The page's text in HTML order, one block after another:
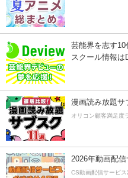
芸能界を志す10
スクール情報は
漫画読み放題サ
オリコン顧客満足度
2026年動画配
CS動画配信サービス